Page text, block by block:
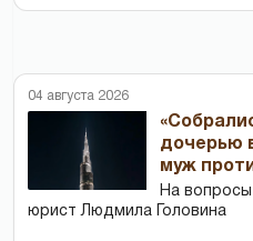
04 августа 2026
дочерью
муж
На вопросы
юрист Людмила Головина